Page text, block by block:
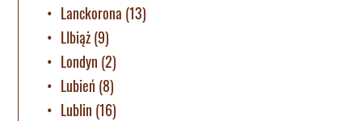
Lanckorona (13)
LIbiąż(9)
Londyn (2)
Lubień (8)
Lublin (16)